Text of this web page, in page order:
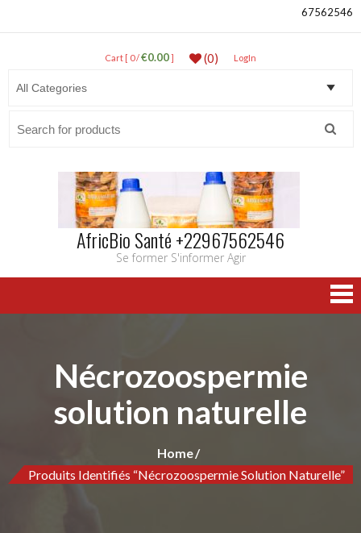
67562546
Cart [ 0 /€0.00] (0) LogIn
AfricBio Santé +22967562546
Se former S'informer Agir
Nécrozoospermie
solution naturelle
Home
Produits Identifiés “Nécrozoospermie Solution Naturelle”